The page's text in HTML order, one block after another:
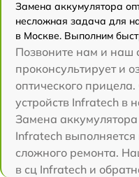
Замена аккумулятора
несложная задача для
в Москве. Выполним
Позвоните нам и наш
проконсультирует и
оптического
устройств Infratech в
Замена
Infratech выполняется
сложного ремонта.
в сц Infratech и